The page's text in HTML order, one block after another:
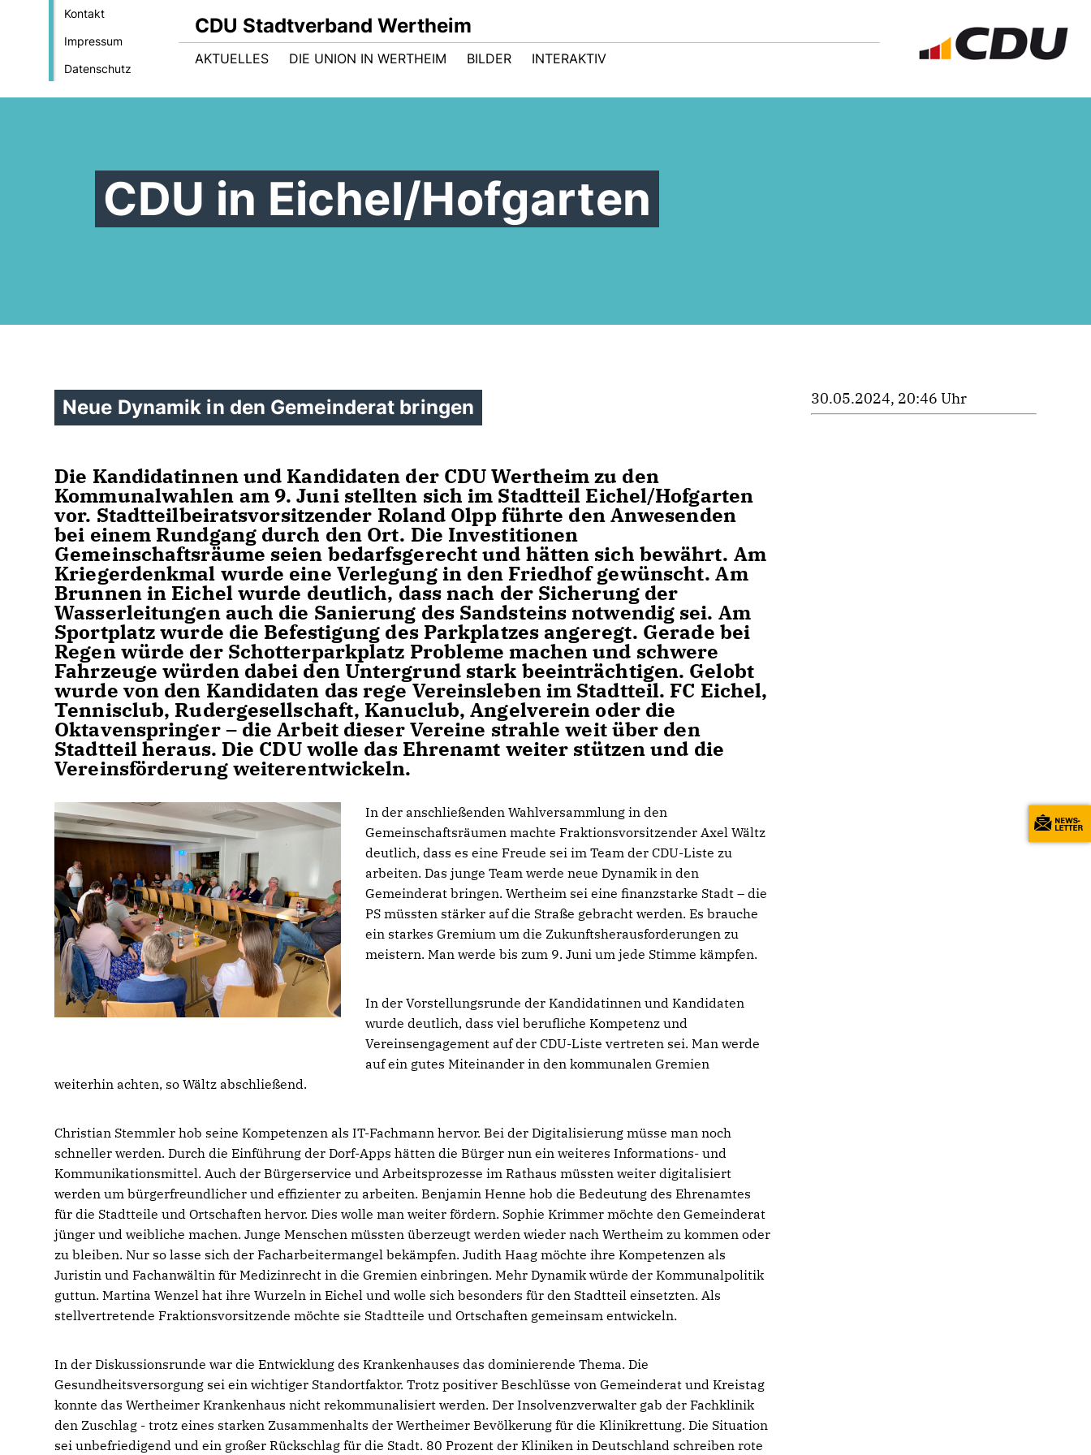
Kontakt
Impressum
Datenschutz
CDU Stadtverband Wertheim
AKTUELLES DIE UNION IN WERTHEIM BILDER INTERAKTIV
CDU in Eichel/Hofgarten
Neue Dynamik in den Gemeinderat bringen
Die Kandidatinnen und Kandidaten der CDU Wertheim zu den
Kommunalwahlen am 9. Juni stellten sich im Stadtteil Eichel/Hofgarten
vor. Stadtteilbeiratsvorsitzender Roland Olpp führte den Anwesenden
bei einem Rundgang durch den Ort. Die Investitionen
Gemeinschaftsräume seien bedarfsgerecht und hätten sich bewährt. Am
Kriegerdenkmal wurde eine Verlegung in den Friedhof gewünscht. Am
Brunnen in Eichel wurde deutlich, dass nach der Sicherung der
Wasserleitungen auch die Sanierung des Sandsteins notwendig sei. Am
Sportplatz wurde die Befestigung des Parkplatzes angeregt. Gerade bei
Regen würde der Schotterparkplatz Probleme machen und schwere
Fahrzeuge würden dabei den Untergrund stark beeinträchtigen. Gelobt
wurde von den Kandidaten das rege Vereinsleben im Stadtteil. FC Eichel,
Tennisclub, Rudergesellschaft, Kanuclub, Angelverein oder die
Oktavenspringer – die Arbeit dieser Vereine strahle weit über den
Stadtteil heraus. Die CDU wolle das Ehrenamt weiter stützen und die
Vereinsförderung weiterentwickeln.
In der anschließenden Wahlversammlung in den
Gemeinschaftsräumen machte Fraktionsvorsitzender Axel Wältz
deutlich, dass es eine Freude sei im Team der CDU-Liste zu
arbeiten. Das junge Team werde neue Dynamik in den
Gemeinderat bringen. Wertheim sei eine finanzstarke Stadt – die
PS müssten stärker auf die Straße gebracht werden. Es brauche
ein starkes Gremium um die Zukunftsherausforderungen zu
meistern. Man werde bis zum 9. Juni um jede Stimme kämpfen.
In der Vorstellungsrunde der Kandidatinnen und Kandidaten
wurde deutlich, dass viel berufliche Kompetenz und
Vereinsengagement auf der CDU-Liste vertreten sei. Man werde
auf ein gutes Miteinander in den kommunalen Gremien
weiterhin achten, so Wältz abschließend.
Christian Stemmler hob seine Kompetenzen als IT-Fachmann hervor. Bei der Digitalisierung müsse man noch
schneller werden. Durch die Einführung der Dorf-Apps hätten die Bürger nun ein weiteres Informations- und
Kommunikationsmittel. Auch der Bürgerservice und Arbeitsprozesse im Rathaus müssten weiter digitalisiert
werden um bürgerfreundlicher und effizienter zu arbeiten. Benjamin Henne hob die Bedeutung des Ehrenamtes
für die Stadtteile und Ortschaften hervor. Dies wolle man weiter fördern. Sophie Krimmer möchte den Gemeinderat
jünger und weibliche machen. Junge Menschen müssten überzeugt werden wieder nach Wertheim zu kommen oder
zu bleiben. Nur so lasse sich der Facharbeitermangel bekämpfen. Judith Haag möchte ihre Kompetenzen als
Juristin und Fachanwältin für Medizinrecht in die Gremien einbringen. Mehr Dynamik würde der Kommunalpolitik
guttun. Martina Wenzel hat ihre Wurzeln in Eichel und wolle sich besonders für den Stadtteil einsetzten. Als
stellvertretende Fraktionsvorsitzende möchte sie Stadtteile und Ortschaften gemeinsam entwickeln.
In der Diskussionsrunde war die Entwicklung des Krankenhauses das dominierende Thema. Die
Gesundheitsversorgung sei ein wichtiger Standortfaktor. Trotz positiver Beschlüsse von Gemeinderat und Kreistag
konnte das Wertheimer Krankenhaus nicht rekommunalisiert werden. Der Insolvenzverwalter gab der Fachklinik
den Zuschlag - trotz eines starken Zusammenhalts der Wertheimer Bevölkerung für die Klinikrettung. Die Situation
sei unbefriedigend und ein großer Rückschlag für die Stadt. 80 Prozent der Kliniken in Deutschland schreiben rote
30.05.2024, 20:46 Uhr